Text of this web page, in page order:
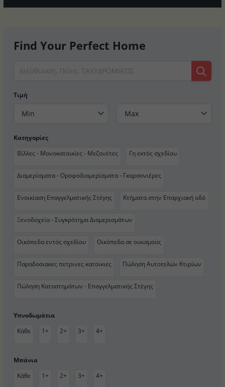
Find Your Perfect Home
Τιμή
Min Max
Κατηγορίες
Βίλλες - Μονοκατοικίες - Μεζονέτες
Γη εκτός σχεδίου
Διαμερίσματα - Οροφοδιαμερίσματα - Γκαρσονιέρες
Ενοικίαση Επαγγελματικής Στέγης Κτήματα στην Επαρχιακή οδό
Ξενοδοχεία - Συγκρότημα Διαμερισμάτων
Οικόπεδα εντός σχεδίου Οικόπεδα σε οικισμούς
Παραδοσιακες πετρινες κατοικιες Πώληση Αυτοτελών Κτιρίων
Πώληση Καταστημάτων - Επαγγελματικής Στέγης
Υπνοδωμάτια
Κάθε
1+ 2+ 3+ 4+
Μπάνια
Κάθε
1+ 2+ 3+ 4+